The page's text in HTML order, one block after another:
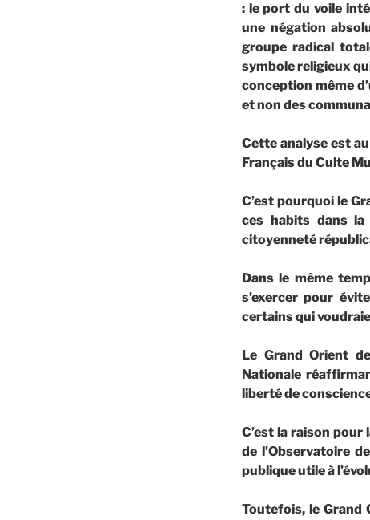
: le port du voile
une négation
groupe radical
symbole religieux
conception même
et non des
Cette analyse est
Français du Culte
C’est pourquoi le
ces habits dans la
citoyenneté
Dans le même
s’exercer pour
certains qui
Le Grand Orient
Nationale
liberté de
C’est la raison
de l’Observatoire
publique utile à
Toutefois, le Grand